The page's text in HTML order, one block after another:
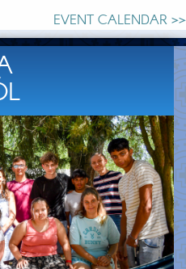
EVENT CALENDAR >>